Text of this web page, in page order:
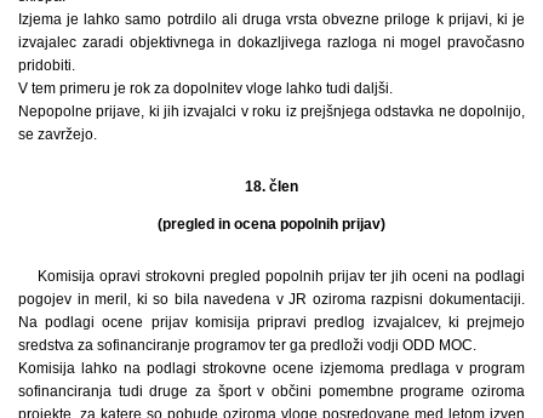
Izjema je lahko samo potrdilo ali druga vrsta obvezne priloge k prijavi, ki je
izvajalec zaradi objektivnega in dokazljivega razloga ni mogel pravočasno
pridobiti.
V tem primeru je rok za dopolnitev vloge lahko tudi daljši.
Nepopolne prijave, ki jih izvajalci v roku iz prejšnjega odstavka ne dopolnijo,
se zavržejo.
18. člen
(pregled in ocena popolnih prijav)
Komisija opravi strokovni pregled popolnih prijav ter jih oceni na podlagi
pogojev in meril, ki so bila navedena v JR oziroma razpisni dokumentaciji.
Na podlagi ocene prijav komisija pripravi predlog izvajalcev, ki prejmejo
sredstva za sofinanciranje programov ter ga predloži vodji ODD MOC.
Komisija lahko na podlagi strokovne ocene izjemoma predlaga v program
sofinanciranja tudi druge za šport v občini pomembne programe oziroma
projekte, za katere so pobude oziroma vloge posredovane med letom izven